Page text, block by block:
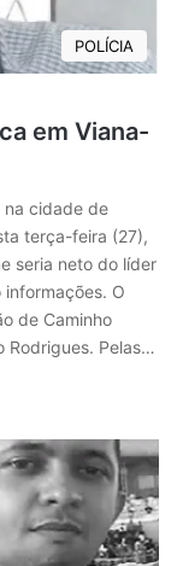
POLÍCIA
em Viana-
na cidade de
terça-feira (27),
seria neto do líder
O
de Caminho
Rodrigues. Pelas…